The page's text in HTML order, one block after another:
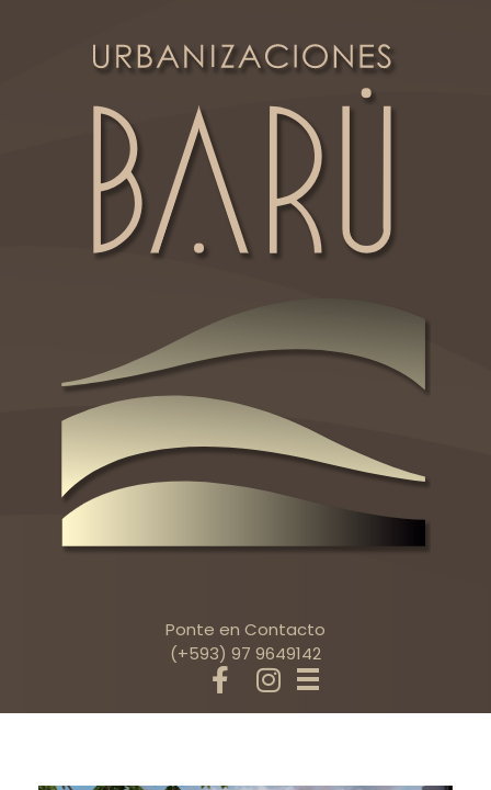
Ponte en Contacto
(+593) 97 9649142